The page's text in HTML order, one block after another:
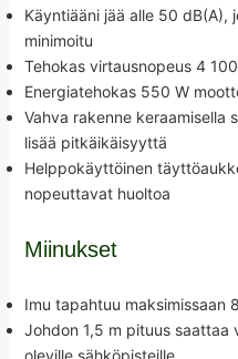
Käyntiääni jää alle 50 dB(A),
minimoitu
Tehokas virtausnopeus 4
Energiatehokas 550 W
Vahva rakenne keraamisella
lisää pitkäikäisyyttä
Helppokäyttöinen
nopeuttavat huoltoa
Miinukset
Imu tapahtuu maksimissaan
Johdon 1,5 m pituus saattaa
oleville sähköpisteille